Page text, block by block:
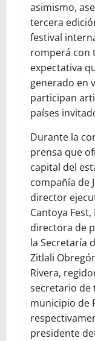
asimismo,
tercera
festival
romperá con
expectativa
generado en
participan
países
Durante la
prensa que
capital del
compañía de
director
Cantoya
directora de
la Secretaría
Zitlali
Rivera,
secretario de
municipio de
presidente